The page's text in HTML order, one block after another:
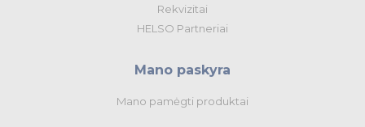
Rekvizitai
HELSO Partneriai
Mano paskyra
Mano pamėgti produktai